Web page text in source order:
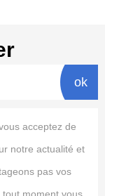
ok
acceptez de
notre actualité et
pas vos